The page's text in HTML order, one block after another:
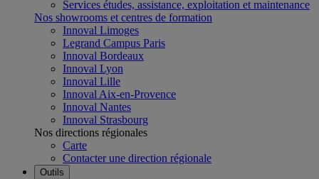
Services études, assistance, exploitation et maintenance
Nos showrooms et centres de formation
Innoval Limoges
Legrand Campus Paris
Innoval Bordeaux
Innoval Lyon
Innoval Lille
Innoval Aix-en-Provence
Innoval Nantes
Innoval Strasbourg
Nos directions régionales
Carte
Contacter une direction régionale
Outils